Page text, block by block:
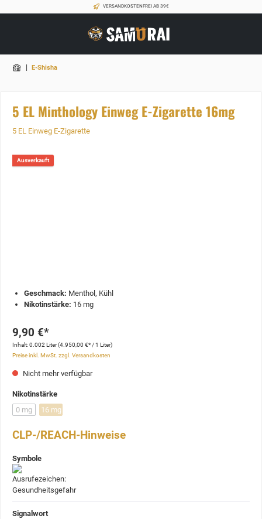
VERSANDKOSTENFREI AB 39€
| E-Shisha
5 EL Minthology Einweg E-Zigarette 16mg
5 EL Einweg E-Zigarette
Ausverkauft
Geschmack: Menthol, Kühl
Nikotinstärke: 16 mg
9,90 €*
Inhalt:0.002 Liter(4.950,00 €* / 1 Liter)
Preise inkl. MwSt. zzgl. Versandkosten
Nicht mehr verfügbar
Nikotinstärke
0 mg
16 mg
CLP-/REACH-Hinweise
Symbole
Signalwort